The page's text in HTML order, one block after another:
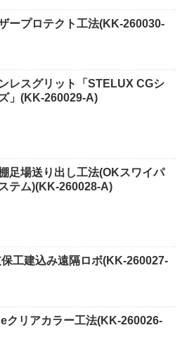
ープロテクト⼯法(KK-260030-
レスグリット「STELUX CGシ
」(KK-260029-A)
足場送り出し工法(OKスワイパ
テム)(KK-260028-A)
工建込み遠隔ロボ(KK-260027-
クリアカラー工法(KK-260026-